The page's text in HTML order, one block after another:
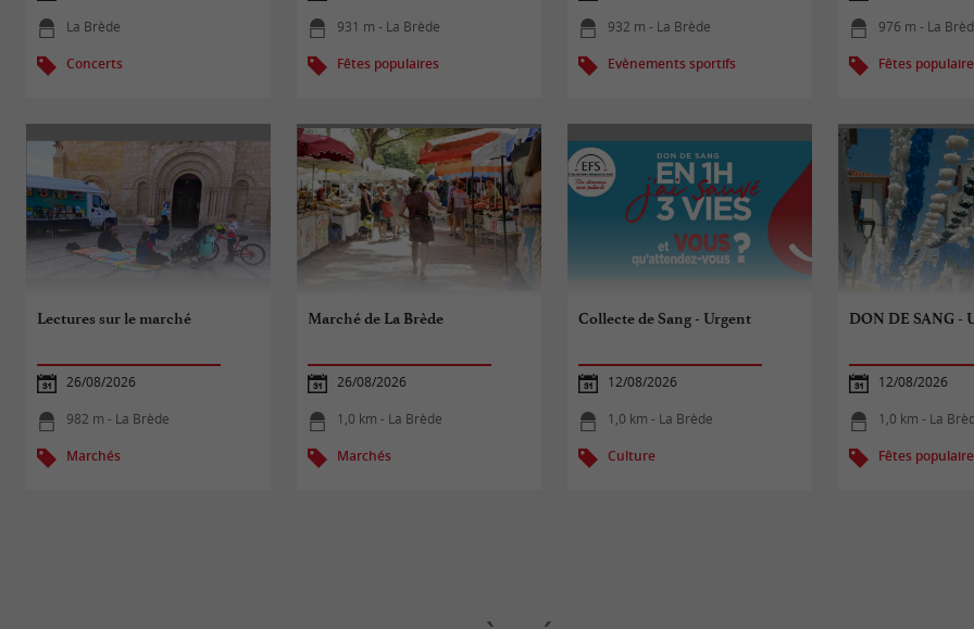
La Brède
Concerts
931 m - La Brède
Fêtes populaires
932 m - La Brède
Evènements sportifs
976 m - La
Fêtes
Lectures sur le marché
26/08/2026
982 m - La Brède
Marchés
Marché de La Brède
26/08/2026
1,0 km - La Brède
Marchés
Collecte de Sang - Urgent
12/08/2026
1,0 km - La Brède
Culture
DON DE SANG -
12/08/2026
1,0 km - La
Fêtes